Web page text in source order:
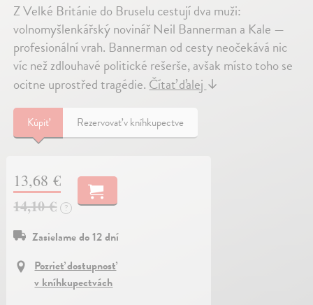
Z Velké Británie do Bruselu cestují dva muži:
volnomyšlenkářský novinář Neil Bannerman a Kale —
profesionální vrah. Bannerman od cesty neočekává nic
víc než zdlouhavé politické rešerše, avšak místo toho se
ocitne uprostřed tragédie.Čítať ďalej↓
Kúpiť Rezervovať v kníhkupectve
13,68 €
14,10 €
?
Zasielame do 12 dní
Pozrieť dostupnosť
v kníhkupectvách